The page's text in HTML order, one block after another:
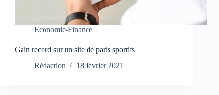
Economie-Finance
Gain record sur un site de paris sportifs
Rédaction
18 février 2021